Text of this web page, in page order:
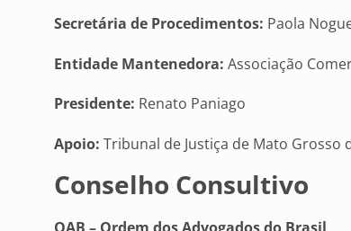
Secretária de Procedimentos: Paola
Entidade Mantenedora: Associação
Presidente: Renato Paniago
Apoio: Tribunal de Justiça de Mato Grosso
Conselho Consultivo